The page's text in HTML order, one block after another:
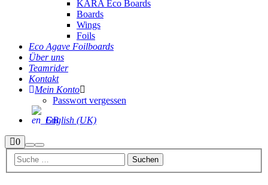
KARA Eco Boards
Boards
Wings
Foils
Eco Agave Foilboards
Über uns
Teamrider
Kontakt
Mein Konto
Passwort vergessen
English (UK)
0Seitenleiste
ShopSuchen
Hauptmenü